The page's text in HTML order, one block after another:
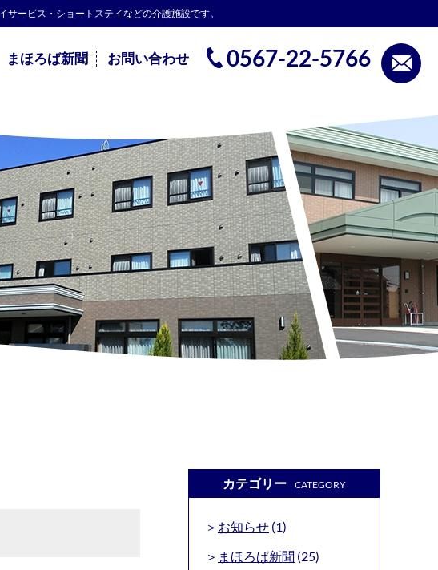
ービス・ショートステイなどの介護施設です。
まほろば新聞 お問い合わせ 0567-22-5766
カテゴリー CATEGORY
お知らせ (1)
まほろば新聞 (25)